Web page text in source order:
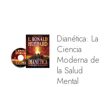
Dianética: La
Ciencia
Moderna de
la Salud
Mental